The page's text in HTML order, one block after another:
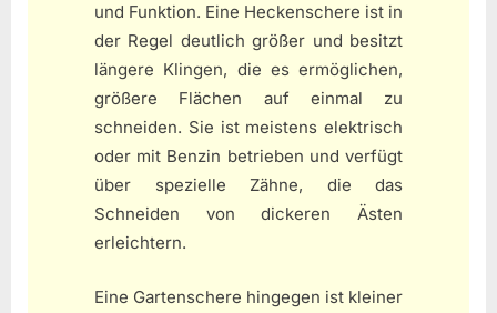
und Funktion. Eine Heckenschere ist in
der Regel deutlich größer und besitzt
längere Klingen, die es ermöglichen,
größere Flächen auf einmal zu
schneiden. Sie ist meistens elektrisch
oder mit Benzin betrieben und verfügt
über spezielle Zähne, die das
Schneiden von dickeren Ästen
erleichtern.
Eine Gartenschere hingegen ist kleiner